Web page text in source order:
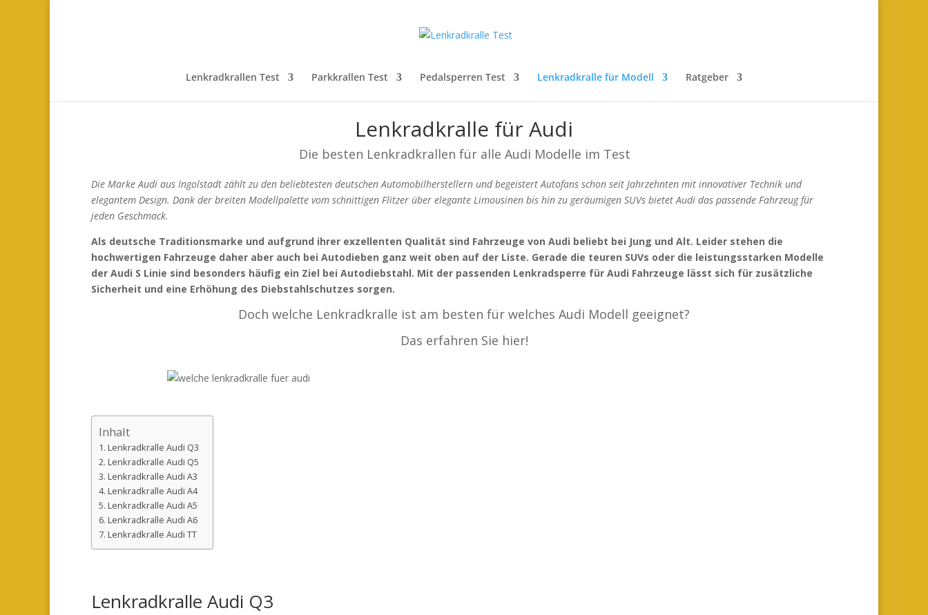
Lenkradkrallen Test Parkkrallen Test Pedalsperren Test Lenkradkralle für Modell Ratgeber
Lenkradkralle für Audi
Die besten Lenkradkrallen für alle Audi Modelle im Test
Die Marke Audi aus Ingolstadt zählt zu den beliebtesten deutschen Automobilherstellern und begeistert Autofans schon seit Jahrzehnten mit innovativer Technik und
elegantem Design. Dank der breiten Modellpalette vom schnittigen Flitzer über elegante Limousinen bis hin zu geräumigen SUVs bietet Audi das passende Fahrzeug für
jeden Geschmack.
Als deutsche Traditionsmarke und aufgrund ihrer exzellenten Qualität sind Fahrzeuge von Audi beliebt bei Jung und Alt. Leider stehen die
hochwertigen Fahrzeuge daher aber auch bei Autodieben ganz weit oben auf der Liste. Gerade die teuren SUVs oder die leistungsstarken Modelle
der Audi S Linie sind besonders häufig ein Ziel bei Autodiebstahl. Mit der passenden Lenkradsperre für Audi Fahrzeuge lässt sich für zusätzliche
Sicherheit und eine Erhöhung des Diebstahlschutzes sorgen.
Doch welche Lenkradkralle ist am besten für welches Audi Modell geeignet?
Das erfahren Sie hier!
Inhalt
Lenkradkralle Audi Q3
Lenkradkralle Audi Q5
Lenkradkralle Audi A3
Lenkradkralle Audi A4
Lenkradkralle Audi A5
Lenkradkralle Audi A6
Lenkradkralle Audi TT
Lenkradkralle Audi Q3